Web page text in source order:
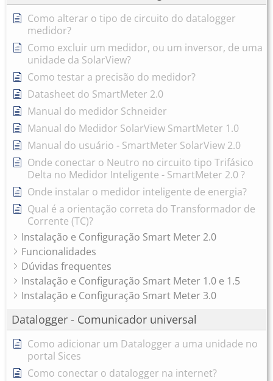
Como alterar o tipo de circuito do datalogger
medidor?
Como excluir um medidor, ou um inversor, de uma
unidade da SolarView?
Como testar a precisão do medidor?
Datasheet do SmartMeter 2.0
Manual do medidor Schneider
Manual do Medidor SolarView SmartMeter 1.0
Manual do usuário - SmartMeter SolarView 2.0
Onde conectar o Neutro no circuito tipo Trifásico
Delta no Medidor Inteligente - SmartMeter 2.0 ?
Onde instalar o medidor inteligente de energia?
Qual é a orientação correta do Transformador de
Corrente (TC)?
Instalação e Configuração Smart Meter 2.0
Funcionalidades
Dúvidas frequentes
Instalação e Configuração Smart Meter 1.0 e 1.5
Instalação e Configuração Smart Meter 3.0
Datalogger - Comunicador universal
Como adicionar um Datalogger a uma unidade no
portal Sices
Como conectar o datalogger na internet?